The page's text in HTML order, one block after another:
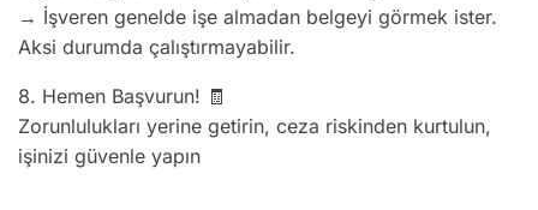
→ İşveren genelde işe almadan belgeyi görmek ister.
Aksi durumda çalıştırmayabilir.
8. Hemen Başvurun! 🧾
Zorunlulukları yerine getirin, ceza riskinden kurtulun,
işinizi güvenle yapın